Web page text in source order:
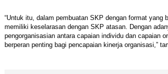
“Untuk itu, dalam pembuatan SKP dengan format yang
memiliki keselarasan dengan SKP atasan. Dengan
pengorganisasian antara capaian individu dan capaian
berperan penting bagi pencapaian kinerja organisasi,”